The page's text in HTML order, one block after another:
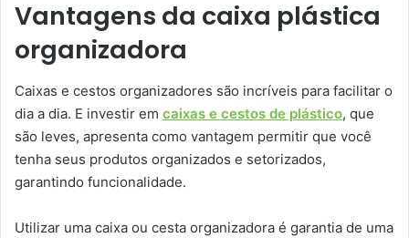
Vantagens da caixa plástica
organizadora
Caixas e cestos organizadores são incríveis para facilitar o
dia a dia. E investir em caixas e cestos de plástico, que
são leves, apresenta como vantagem permitir que você
tenha seus produtos organizados e setorizados,
garantindo funcionalidade.
Utilizar uma caixa ou cesta organizadora é garantia de uma